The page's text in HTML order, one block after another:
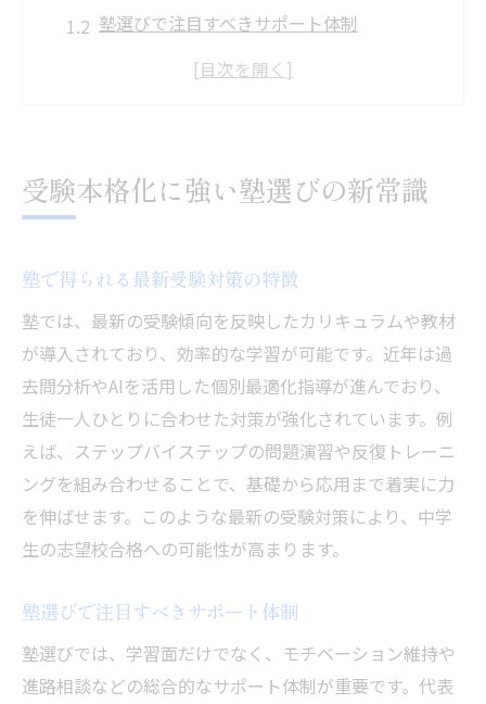
塾選びで注目すべきサポート体制
受験本格化に合わせた塾の活用法
塾が中学生の受験成功を支える理由
中学生のやる気を伸ばす学習サポート術
学習意欲を高める塾のサポート方法
塾による個別対応で自信を育てる秘訣
中学生の成績アップに効く塾の支援策
塾を活用したモチベーション維持法
受験本格化期に必要な塾の伴走サポート
坂井市で注目される塾の特徴とは
地域密着型の塾が持つ学習支援力
塾の個別指導が中学生に選ばれる理由
講師の指導力が光る塾の選び方
塾の学習環境が受験対策に与える影響
塾のサポート体制が坂井市で評価される要
受験本格化に強い塾選びの新常識
塾で得られる最新受験対策の特徴
塾では、最新の受験傾向を反映したカリキュラムや教材
が導入されており、効率的な学習が可能です。近年は過
去問分析やAIを活用した個別最適化指導が進んでおり、
生徒一人ひとりに合わせた対策が強化されています。例
えば、ステップバイステップの問題演習や反復トレーニ
ングを組み合わせることで、基礎から応用まで着実に力
を伸ばせます。このような最新の受験対策により、中学
生の志望校合格への可能性が高まります。
塾選びで注目すべきサポート体制
塾選びでは、学習面だけでなく、モチベーション維持や
進路相談などの総合的なサポート体制が重要です。代表